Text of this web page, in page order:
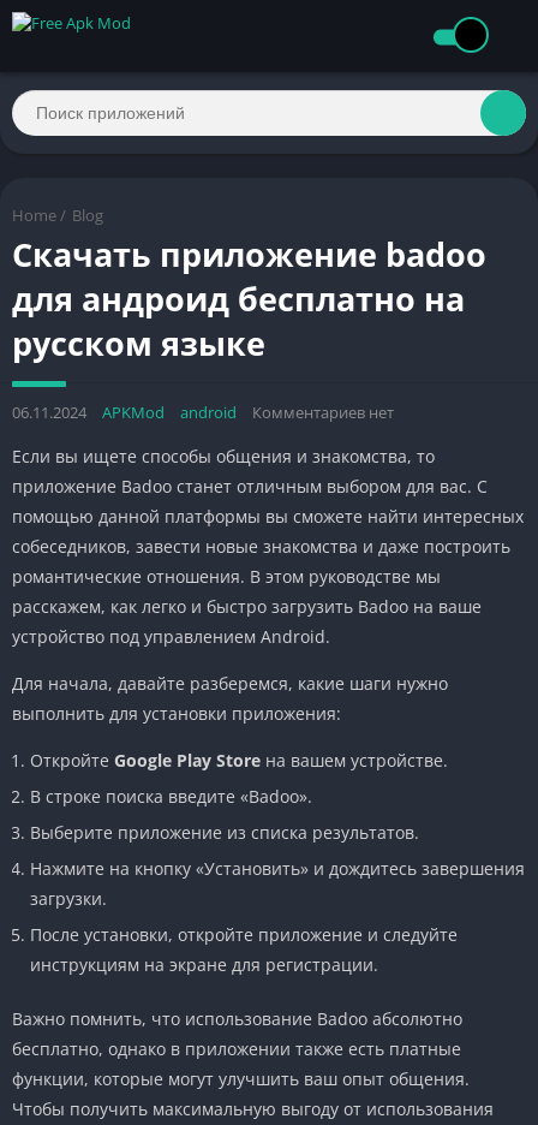
Home / Blog
Скачать приложение badoo
для андроид бесплатно на
русском языке
06.11.2024 APKMod android Комментариев нет
Если вы ищете способы общения и знакомства, то
приложение Badoo станет отличным выбором для вас. С
помощью данной платформы вы сможете найти интересных
собеседников, завести новые знакомства и даже построить
романтические отношения. В этом руководстве мы
расскажем, как легко и быстро загрузить Badoo на ваше
устройство под управлением Android.
Для начала, давайте разберемся, какие шаги нужно
выполнить для установки приложения:
Откройте Google Play Store на вашем устройстве.
В строке поиска введите «Badoo».
Выберите приложение из списка результатов.
Нажмите на кнопку «Установить» и дождитесь завершения
загрузки.
После установки, откройте приложение и следуйте
инструкциям на экране для регистрации.
Важно помнить, что использование Badoo абсолютно
бесплатно, однако в приложении также есть платные
функции, которые могут улучшить ваш опыт общения.
Чтобы получить максимальную выгоду от использования